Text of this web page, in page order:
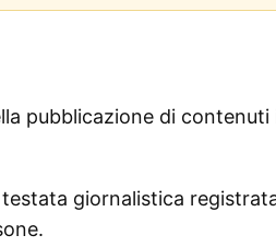
pubblicazione di
giornalistica